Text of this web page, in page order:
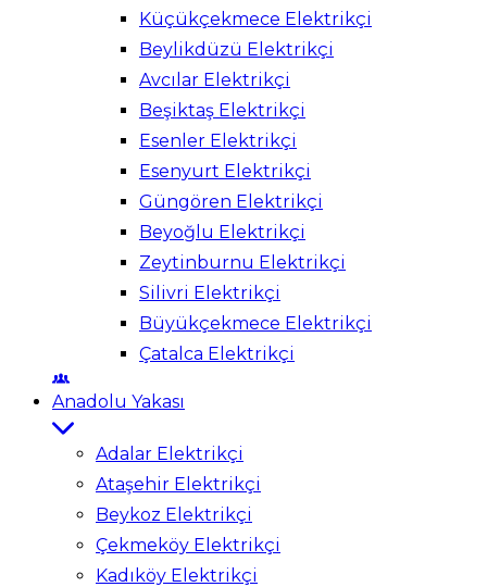
Küçükçekmece Elektrikçi
Beylikdüzü Elektrikçi
Avcılar Elektrikçi
Beşiktaş Elektrikçi
Esenler Elektrikçi
Esenyurt Elektrikçi
Güngören Elektrikçi
Beyoğlu Elektrikçi
Zeytinburnu Elektrikçi
Silivri Elektrikçi
Büyükçekmece Elektrikçi
Çatalca Elektrikçi
Anadolu Yakası
Adalar Elektrikçi
Ataşehir Elektrikçi
Beykoz Elektrikçi
Çekmeköy Elektrikçi
Kadıköy Elektrikçi